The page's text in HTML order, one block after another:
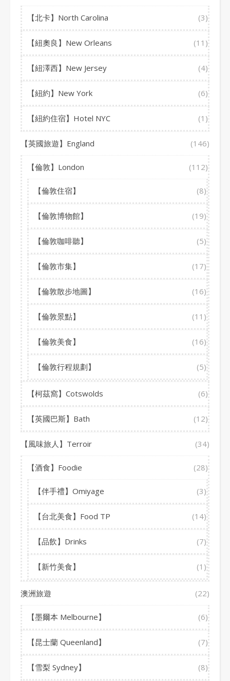
【北卡】North Carolina (3)
【紐奧良】New Orleans (11)
【紐澤西】New Jersey (4)
【紐約】New York (6)
【紐約住宿】Hotel NYC (1)
【英國旅遊】England (146)
【倫敦】London (112)
【倫敦住宿】 (8)
【倫敦博物館】 (19)
【倫敦咖啡聽】 (5)
【倫敦市集】 (17)
【倫敦散步地圖】 (16)
【倫敦景點】 (11)
【倫敦美食】 (16)
【倫敦行程規劃】 (5)
【柯茲窩】Cotswolds (6)
【英國巴斯】Bath (12)
【風味旅人】Terroir (34)
【酒食】Foodie (28)
【伴手禮】Omiyage (3)
【台北美食】Food TP (14)
【品飲】Drinks (7)
【新竹美食】 (1)
澳洲旅遊 (22)
【墨爾本 Melbourne】 (6)
【昆士蘭 Queenland】 (7)
【雪梨 Sydney】 (8)